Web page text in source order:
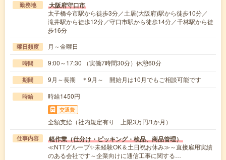
勤務地 大阪府守口市
太子橋今市駅から徒歩3分／土居(大阪府)駅から徒歩10分／
滝井駅から徒歩12分／守口市駅から徒歩14分／千林駅から徒
歩16分
曜日頻度 月～金曜日
時間 9:00～17:30 （実働7時間30分）休憩60分
期間 9月～長期 ＊9月～ 開始月は10月でもご相談可能です
時給 時給1450円
交通費
全額支給（社内規定有り 上限3万円/1か月）
仕事内容 軽作業（仕分け・ピッキング・検品、商品管理）
≪NTTグループ✨未経験OK＆土日祝お休み≫～直接雇用実績
のある会社です～企業向けに通信工事に関する…